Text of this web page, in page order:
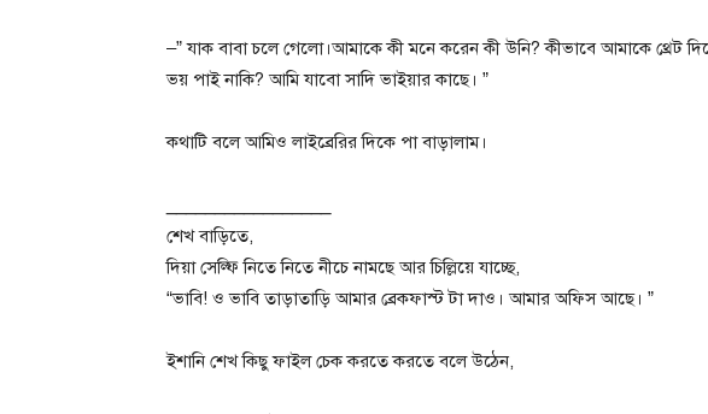
–” যাক বাবা চলে গেলো।আমাকে কী মনে করেন কী উনি? কীভাবে আমাকে থ্রেট
ভয় পাই নাকি? আমি যাবো সাদি ভাইয়ার কাছে। ”
কথাটি বলে আমিও লাইব্রেরির দিকে পা বাড়ালাম।
শেখ বাড়িতে,
দিয়া সেল্ফি নিতে নিতে নীচে নামছে আর চিল্লিয়ে যাচ্ছে,
“ভাবি! ও ভাবি তাড়াতাড়ি আমার ব্রেকফাস্ট টা দাও। আমার অফিস আছে। ”
ইশানি শেখ কিছু ফাইল চেক করতে করতে বলে উঠেন,